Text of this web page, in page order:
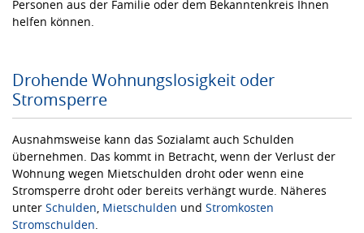
Personen aus der Familie oder dem Bekanntenkreis Ihnen
helfen können.
Drohende Wohnungslosigkeit oder
Stromsperre
Ausnahmsweise kann das Sozialamt auch Schulden
übernehmen. Das kommt in Betracht, wenn der Verlust der
Wohnung wegen Mietschulden droht oder wenn eine
Stromsperre droht oder bereits verhängt wurde. Näheres
unter Schulden Mietschulden und Stromkosten
Stromschulden